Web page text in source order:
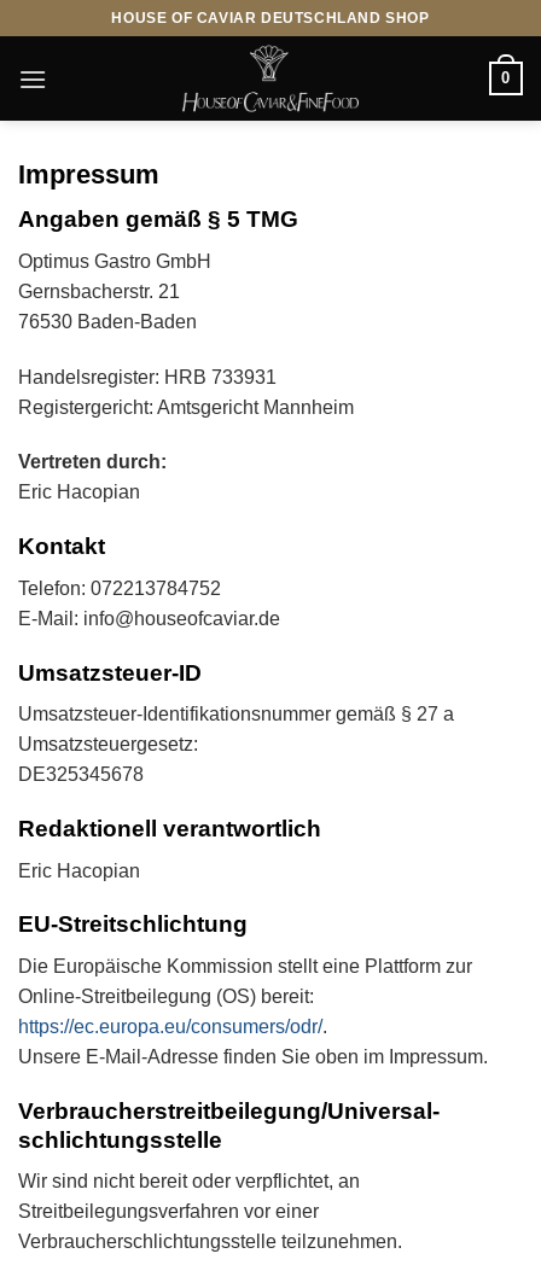
springen
HOUSE OF CAVIAR DEUTSCHLAND SHOP
0
Impressum
Angaben gemäß § 5 TMG
Optimus Gastro GmbH
Gernsbacherstr. 21
76530 Baden-Baden
Handelsregister: HRB 733931
Registergericht: Amtsgericht Mannheim
Vertreten durch:
Eric Hacopian
Kontakt
Telefon: 072213784752
E-Mail: info@houseofcaviar.de
Umsatzsteuer-ID
Umsatzsteuer-Identifikationsnummer gemäß § 27 a
Umsatzsteuergesetz:
DE325345678
Redaktionell verantwortlich
Eric Hacopian
EU-Streitschlichtung
Die Europäische Kommission stellt eine Plattform zur
Online-Streitbeilegung (OS) bereit:
https://ec.europa.eu/consumers/odr/.
Unsere E-Mail-Adresse finden Sie oben im Impressum.
Verbraucher­streit­beilegung/Universal­
schlichtungs­stelle
Wir sind nicht bereit oder verpflichtet, an
Streitbeilegungsverfahren vor einer
Verbraucherschlichtungsstelle teilzunehmen.